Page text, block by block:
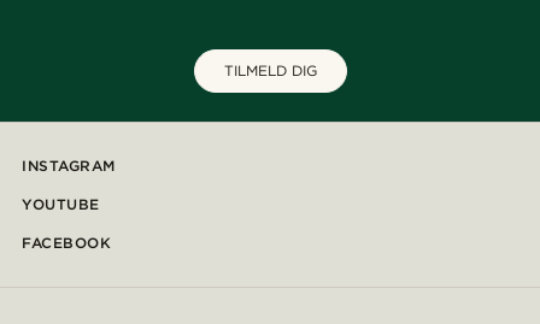
TILMELD DIG
INSTAGRAM
YOUTUBE
FACEBOOK